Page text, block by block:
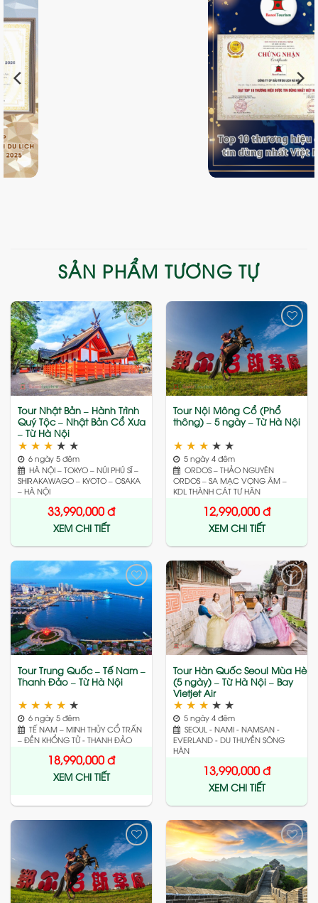
SẢN PHẨM TƯƠNG TỰ
Add
to
wishlist
Tour Nhật Bản – Hành Trình
Quý Tộc – Nhật Bản Cổ Xưa
– Từ Hà Nội
★ ★ ★ ★ ★
6 ngày 5 đêm
HÀ NỘI – TOKYO – NÚI PHÚ SĨ –
SHIRAKAWAGO – KYOTO – OSAKA
– HÀ NỘI
33,990,000đ
XEM CHI TIẾT
Add
to
wishlist
Tour Nội Mông Cổ (Phổ
thông) – 5 ngày – Từ Hà Nội
★ ★ ★ ★ ★
5 ngày 4 đêm
ORDOS – THẢO NGUYÊN
ORDOS – SA MẠC VỌNG ÂM –
KDL THÀNH CÁT TƯ HÃN
12,990,000đ
XEM CHI TIẾT
Add
to
wishlist
Tour Trung Quốc – Tế Nam –
Thanh Đảo – Từ Hà Nội
★ ★ ★ ★ ★
6 ngày 5 đêm
TẾ NAM – MINH THỦY CỔ TRẤN
– ĐỀN KHỔNG TỬ - THANH ĐẢO
18,990,000đ
XEM CHI TIẾT
Add
to
wishlist
Tour Hàn Quốc Seoul Mùa Hè
(5 ngày) – Từ Hà Nội – Bay
Vietjet Air
★ ★ ★ ★ ★
5 ngày 4 đêm
SEOUL - NAMI - NAMSAN -
EVERLAND - DU THUYỀN SÔNG
HÀN
13,990,000đ
XEM CHI TIẾT
Add
to
wishlist
Add
to
wishlist